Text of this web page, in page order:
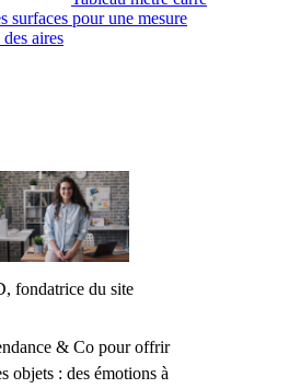
surfaces pour une mesure
aires
fondatrice du site
& Co pour offrir
objets : des émotions à